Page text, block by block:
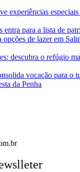
experiências
entra para a lista de
de lazer em
descubra o refúgio
vocação para o
da Penha